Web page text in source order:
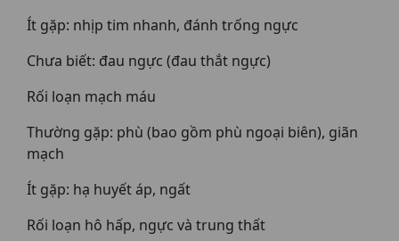
Ít gặp: nhịp tim nhanh, đánh trống ngực
Chưa biết: đau ngực (đau thắt ngực)
Rối loạn mạch máu
Thường gặp: phù (bao gồm phù ngoại biên), giãn
mạch
Ít gặp: hạ huyết áp, ngất
Rối loạn hô hấp, ngực và trung thất